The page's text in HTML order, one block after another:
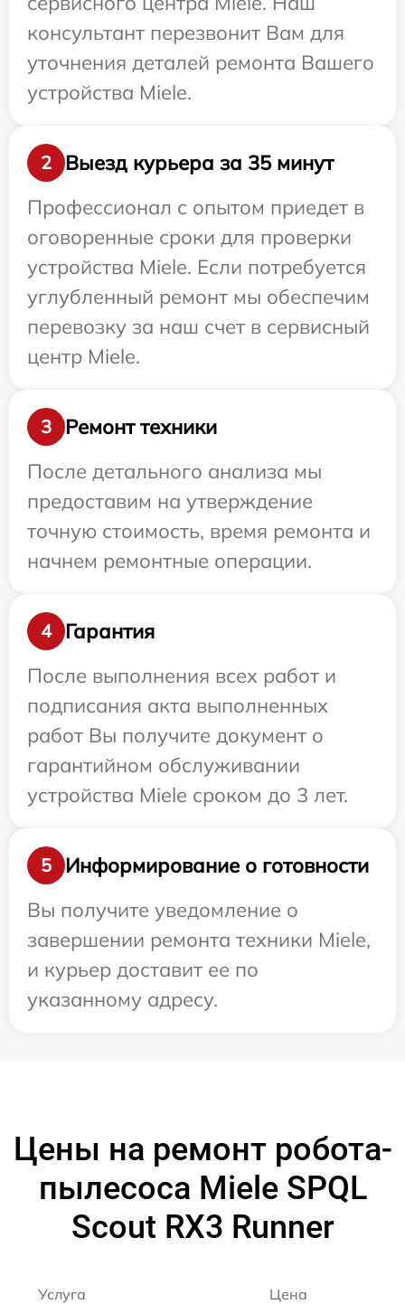
консультант перезвонит Вам для
уточнения деталей ремонта Вашего
устройства Miele.
2
Выезд курьера за 35 минут
Профессионал с опытом приедет в
оговоренные сроки для проверки
устройства Miele. Если потребуется
углубленный ремонт мы обеспечим
перевозку за наш счет в сервисный
центр Miele.
3
Ремонт техники
После детального анализа мы
предоставим на утверждение
точную стоимость, время ремонта и
начнем ремонтные операции.
4
Гарантия
После выполнения всех работ и
подписания акта выполненных
работ Вы получите документ о
гарантийном обслуживании
устройства Miele сроком до 3 лет.
5
Информирование о готовности
Вы получите уведомление о
завершении ремонта техники Miele,
и курьер доставит ее по
указанному адресу.
Цены на ремонт робота-
пылесоса Miele SPQL
Scout RX3 Runner
Услуга Цена